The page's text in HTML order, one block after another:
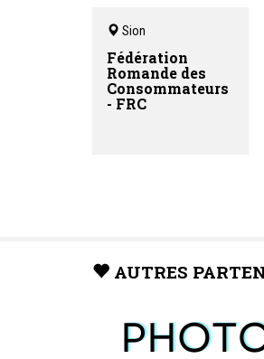
Sion
Fédération
Romande des
Consommateurs
- FRC
AUTRES